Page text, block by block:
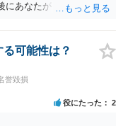
にあなたがトイレに入
可能性は？
誉毀損
役にたった 2